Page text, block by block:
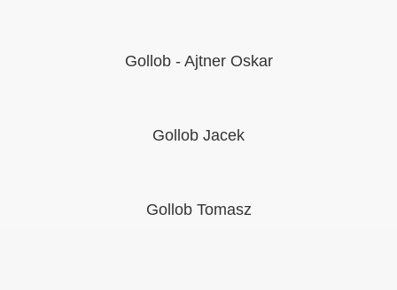
Gollob - Ajtner Oskar
Gollob Jacek
Gollob Tomasz